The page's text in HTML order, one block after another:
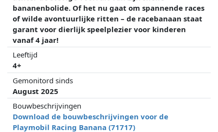
bananenbolide. Of het nu gaat om spannende races
of wilde avontuurlijke ritten – de racebanaan staat
garant voor dierlijk speelplezier voor kinderen
vanaf 4 jaar!
Leeftijd
4+
Gemonitord sinds
August 2025
Bouwbeschrijvingen
Download de bouwbeschrijvingen voor de
Playmobil Racing Banana (71717)